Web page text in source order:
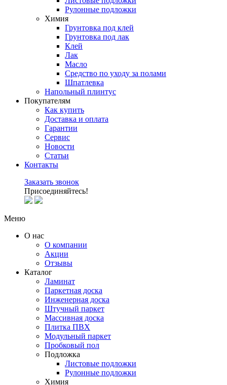
Рулонные подложки
Химия
Грунтовка под клей
Грунтовка под лак
Клей
Лак
Масло
Средство по уходу за полами
Шпатлевка
Напольный плинтус
Покупателям
Как купить
Доставка и оплата
Гарантии
Сервис
Новости
Статьи
Контакты
Заказать звонок
Присоединяйтесь!
Меню
О нас
О компании
Акции
Отзывы
Каталог
Ламинат
Паркетная доска
Инженерная доска
Штучный паркет
Массивная доска
Плитка ПВХ
Модульный паркет
Пробковый пол
Подложка
Листовые подложки
Рулонные подложки
Химия